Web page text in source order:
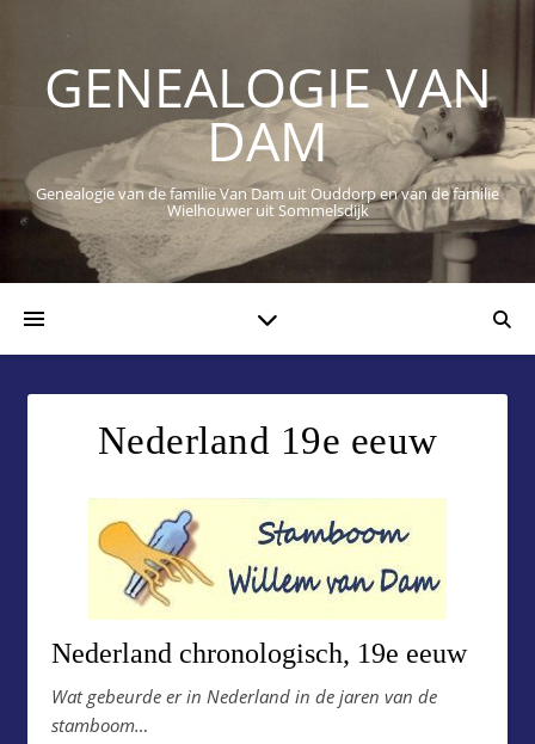
GENEALOGIE VAN
DAM
Genealogie van de familie Van Dam uit Ouddorp en van de familie
Wielhouwer uit Sommelsdijk
Nederland 19e eeuw
Nederland chronologisch, 19e eeuw
Wat gebeurde er in Nederland in de jaren van de
stamboom…